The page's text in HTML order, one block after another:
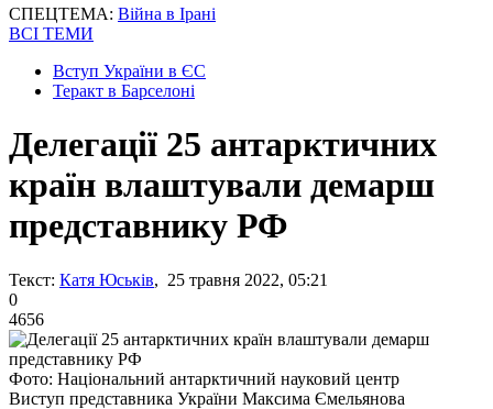
СПЕЦТЕМА: Війна в Ірані
ВСІ ТЕМИ
Вступ України в ЄС
Теракт в Барселоні
Делегації 25 антарктичних
країн влаштували демарш
представнику РФ
Текст: Катя Юськів, 25 травня 2022, 05:21
0
4656
Фото: Національний антарктичний науковий центр
Виступ представника України Максима Ємельянова